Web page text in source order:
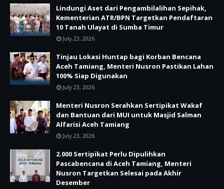
Lindungi Aset dari Pengambilalihan Sepihak,
Kementerian ATR/BPN Targetkan Pendaftaran
10 Tanah Ulayat di Sumba Timur
July 23, 2026
Tinjau Lokasi Huntap bagi Korban Bencana
Aceh Tamiang, Menteri Nusron Pastikan Lahan
100% Siap Digunakan
July 23, 2026
Menteri Nusron Serahkan Sertipikat Wakaf
dan Bantuan dari MUI untuk Masjid Salman
Alfarisi Aceh Tamiang
July 23, 2026
2.000 Sertipikat Perlu Dipulihkan
Pascabencana di Aceh Tamiang, Menteri
Nusron Targetkan Selesai pada Akhir
Desember